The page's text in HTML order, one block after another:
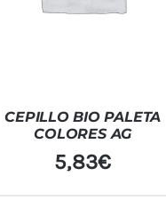
CEPILLO BIO PALETA
COLORES AG
5,83€